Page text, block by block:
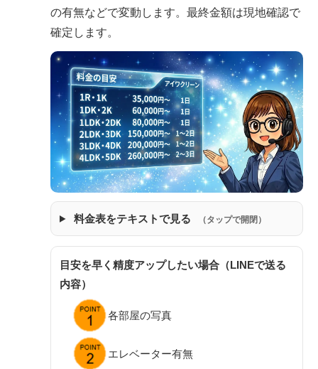
の有無などで変動します。最終金額は現地確認で
確定します。
料金表をテキストで見る （タップで開閉）
目安を早く精度アップしたい場合（LINEで送る
内容）
各部屋の写真
エレベーター有無